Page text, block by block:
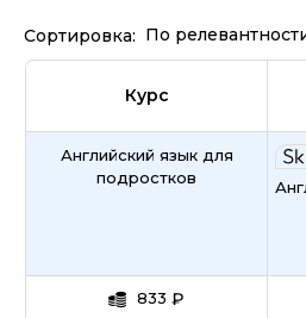
Сортировка: По
Курс
Английский язык для
подростков
833 ₽